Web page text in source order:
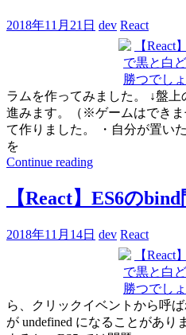
2018年11月21日 dev React
ラムを作ってみました。 ↓盤
進みます。（※ゲームはでき
て作りました。 ・自分が置い
を
Continue reading
【React】ES6の
2018年11月14日 dev React
ら、クリックイベントから呼
が undefined になることがあり